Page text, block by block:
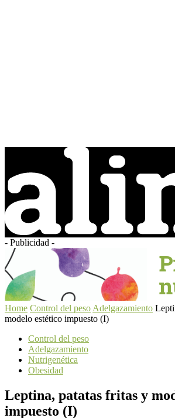
- Publicidad -
Home Control del peso Adelgazamiento
modelo estético impuesto (I)
Control del peso
Adelgazamiento
Nutrigenética
Obesidad
Leptina, patatas fritas y
impuesto (I)